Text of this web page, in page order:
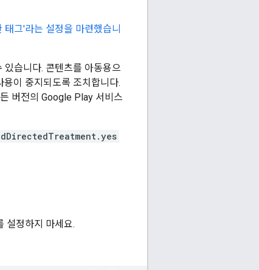
그'라는 설정을 마련했습니
습니다. 콘텐츠를 아동용으
이 중지되도록 조치합니다.
버전의 Google Play 서비스
설정하지 마세요.